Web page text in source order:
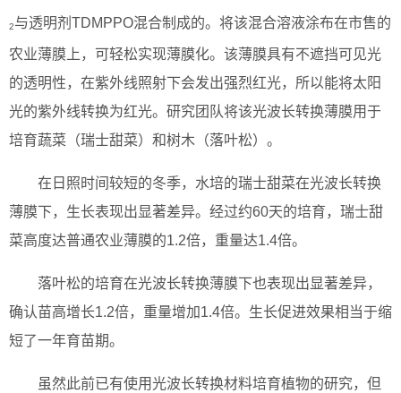
2与透明剂TDMPPO混合制成的。将该混合溶液涂布在市售的
农业薄膜上，可轻松实现薄膜化。该薄膜具有不遮挡可见光
的透明性，在紫外线照射下会发出强烈红光，所以能将太阳
光的紫外线转换为红光。研究团队将该光波长转换薄膜用于
培育蔬菜（瑞士甜菜）和树木（落叶松）。
在日照时间较短的冬季，水培的瑞士甜菜在光波长转换
薄膜下，生长表现出显著差异。经过约60天的培育，瑞士甜
菜高度达普通农业薄膜的1.2倍，重量达1.4倍。
落叶松的培育在光波长转换薄膜下也表现出显著差异，
确认苗高增长1.2倍，重量增加1.4倍。生长促进效果相当于缩
短了一年育苗期。
虽然此前已有使用光波长转换材料培育植物的研究，但